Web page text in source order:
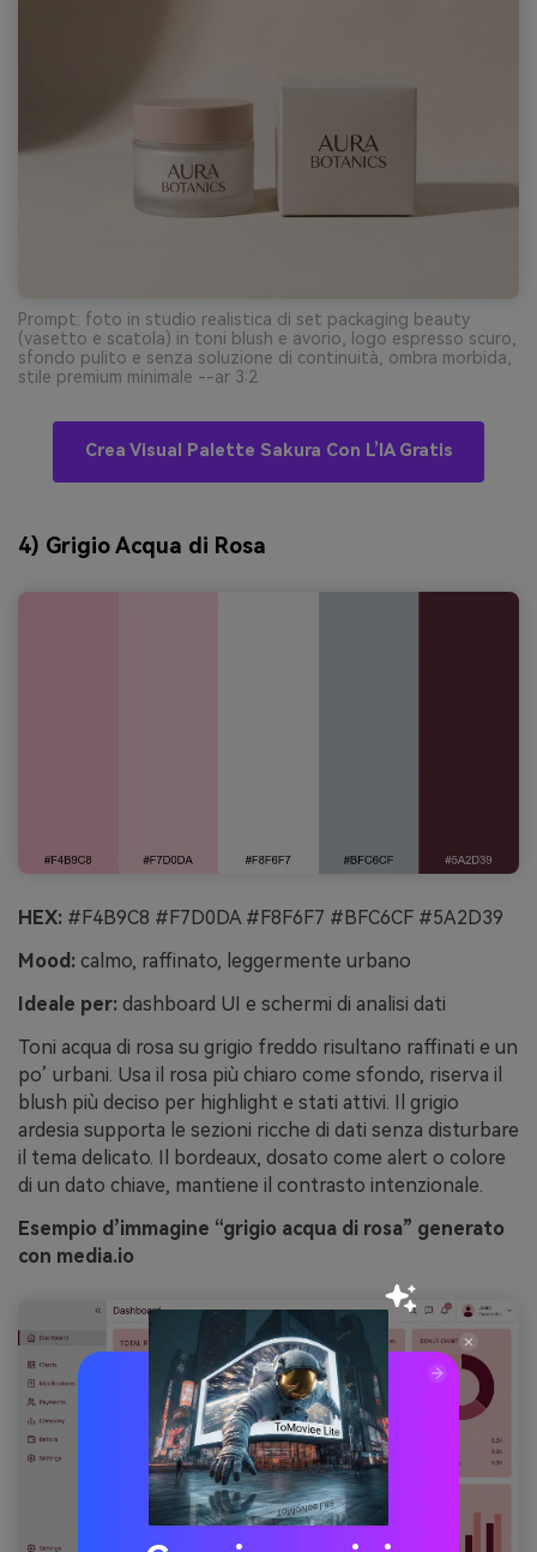
Prompt: foto in studio realistica di set packaging beauty
(vasetto e scatola) in toni blush e avorio, logo espresso scuro,
sfondo pulito e senza soluzione di continuità, ombra morbida,
stile premium minimale --ar 3:2
Crea Visual Palette Sakura Con L’IA Gratis
4) Grigio Acqua di Rosa
HEX: #F4B9C8 #F7D0DA #F8F6F7 #BFC6CF #5A2D39
Mood: calmo, raffinato, leggermente urbano
Ideale per: dashboard UI e schermi di analisi dati
Toni acqua di rosa su grigio freddo risultano raffinati e un
po’ urbani. Usa il rosa più chiaro come sfondo, riserva il
blush più deciso per highlight e stati attivi. Il grigio
ardesia supporta le sezioni ricche di dati senza disturbare
il tema delicato. Il bordeaux, dosato come alert o colore
di un dato chiave, mantiene il contrasto intenzionale.
Esempio d’immagine “grigio acqua di rosa” generato
con media.io